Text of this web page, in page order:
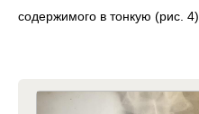
содержимого в тонкую (рис. 4).